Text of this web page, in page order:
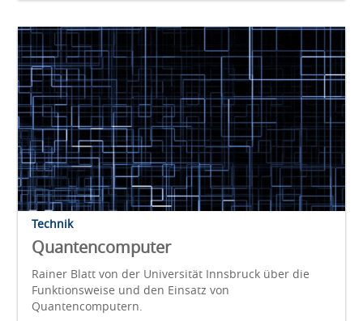
Technik
Quantencomputer
Rainer Blatt von der Universität Innsbruck über die
Funktionsweise und den Einsatz von
Quantencomputern.